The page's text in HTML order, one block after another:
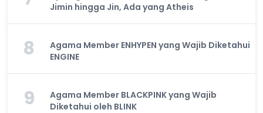
Jimin hingga Jin, Ada yang Atheis
8
Agama Member ENHYPEN yang Wajib Diketahui
ENGINE
9
Agama Member BLACKPINK yang Wajib
Diketahui oleh BLINK